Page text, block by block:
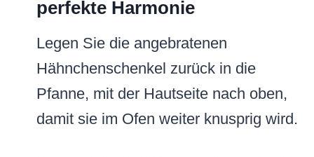
perfekte Harmonie
Legen Sie die angebratenen
Hähnchenschenkel zurück in die
Pfanne, mit der Hautseite nach oben,
damit sie im Ofen weiter knusprig wird.